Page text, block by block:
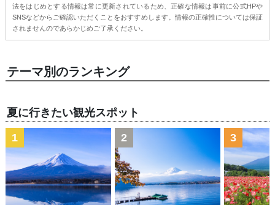
法をはじめとする情報は常に更新されているため、正確な情報は事前に公式HPや
SNSなどからご確認いただくことをおすすめします。情報の正確性については保証
されませんのであらかじめご了承ください。
テーマ別のランキング
夏に行きたい観光スポット
1 2 3